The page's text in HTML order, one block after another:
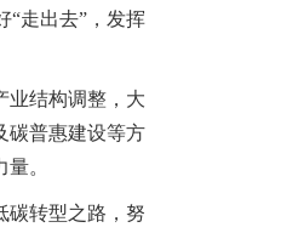
“走出去”，发挥
结构调整，大
碳普惠建设等方
。
转型之路，努